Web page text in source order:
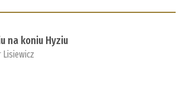
na koniu Hyziu
Lisiewicz